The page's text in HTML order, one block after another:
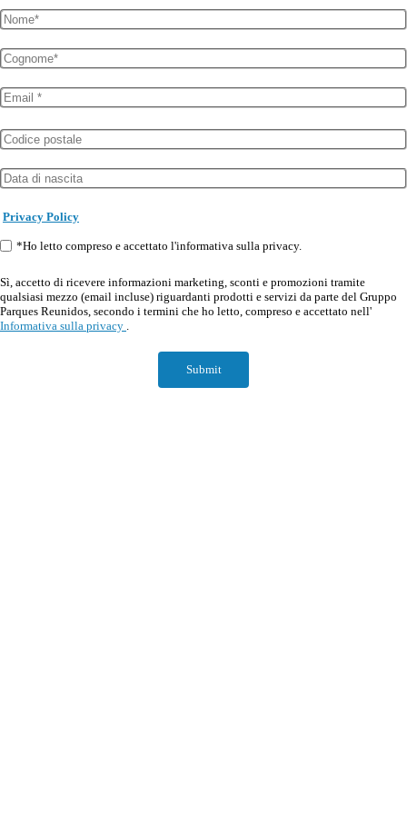
Privacy Policy
*Ho letto compreso e accettato l'informativa sulla privacy.
Sì, accetto di ricevere informazioni marketing, sconti e promozioni tramite
qualsiasi mezzo (email incluse) riguardanti prodotti e servizi da parte del Gruppo
Parques Reunidos, secondo i termini che ho letto, compreso e accettato nell'
Informativa sulla privacy .
Submit